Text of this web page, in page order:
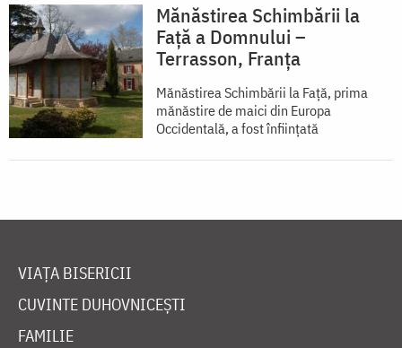
Mănăstirea Schimbării la
Față a Domnului –
Terrasson, Franţa
Mănăstirea Schimbării la Față, prima
mănăstire de maici din Europa
Occidentală, a fost înființată
VIAȚA BISERICII
CUVINTE DUHOVNICEȘTI
FAMILIE